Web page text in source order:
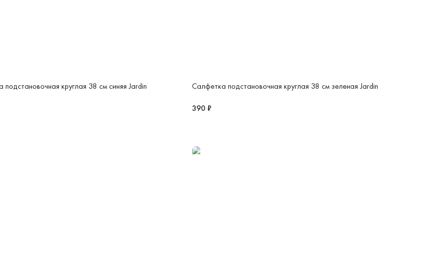
круглая 38 см синяя Jardin Салфетка подстановочная круглая 38 см зеленая Jardin
390 ₽